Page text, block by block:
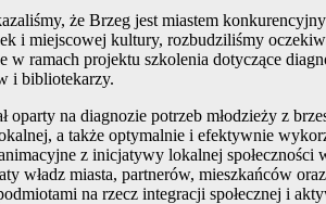
że Brzeg jest miastem
i miejscowej kultury, rozbudziliśmy
w ramach projektu szkolenia dotyczące
i bibliotekarzy.
oparty na diagnozie potrzeb młodzieży z
lokalnej, a także optymalnie i efektywnie
z inicjatywy lokalnej
władz miasta, partnerów, mieszkańców
na rzecz integracji społecznej i